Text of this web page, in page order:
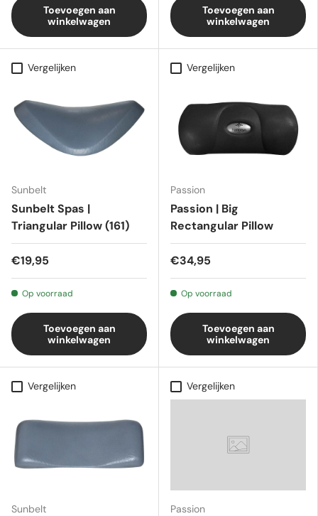
Toevoegen aan
winkelwagen
Toevoegen aan
winkelwagen
Vergelijken
Sunbelt
Sunbelt Spas |
Triangular Pillow (161)
€19,95
Op voorraad
Toevoegen aan
winkelwagen
Vergelijken
Passion
Passion | Big
Rectangular Pillow
€34,95
Op voorraad
Toevoegen aan
winkelwagen
Vergelijken
Sunbelt
Vergelijken
Passion